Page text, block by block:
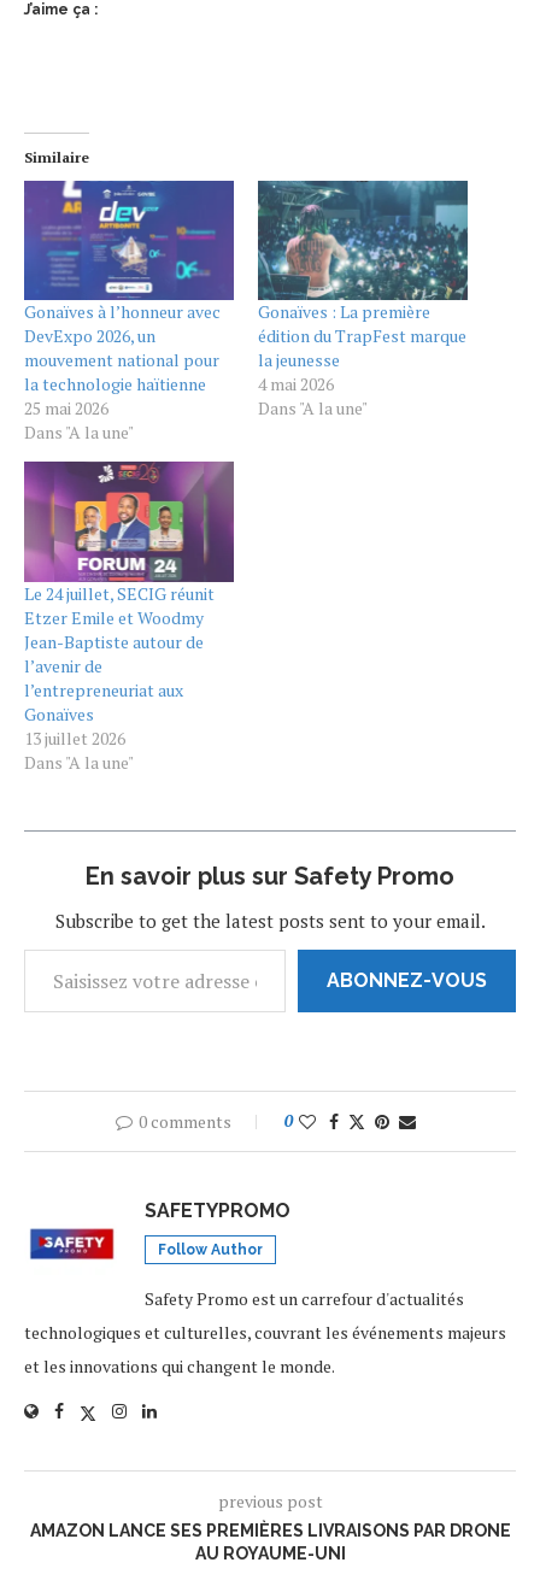
J’aime ça :
Similaire
Gonaïves à l’honneur avec
DevExpo 2026, un
mouvement national pour
la technologie haïtienne
25 mai 2026
Dans "A la une"
Gonaïves : La première
édition du TrapFest marque
la jeunesse
4 mai 2026
Dans "A la une"
Le 24 juillet, SECIG réunit
Etzer Emile et Woodmy
Jean-Baptiste autour de
l’avenir de
l’entrepreneuriat aux
Gonaïves
13 juillet 2026
Dans "A la une"
En savoir plus sur Safety Promo
Subscribe to get the latest posts sent to your email.
ABONNEZ-VOUS
0 comments 0
SAFETYPROMO
Follow Author
Safety Promo est un carrefour d'actualités
technologiques et culturelles, couvrant les événements majeurs
et les innovations qui changent le monde.
previous post
AMAZON LANCE SES PREMIÈRES LIVRAISONS PAR DRONE
AU ROYAUME-UNI